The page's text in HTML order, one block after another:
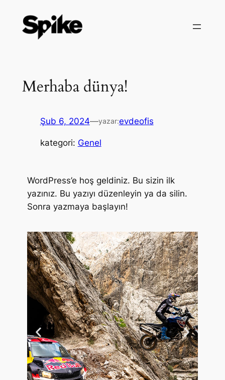
Merhaba dünya!
Şub 6, 2024—yazar:evdeofis
kategori: Genel
WordPress’e hoş geldiniz. Bu sizin ilk
yazınız. Bu yazıyı düzenleyin ya da silin.
Sonra yazmaya başlayın!